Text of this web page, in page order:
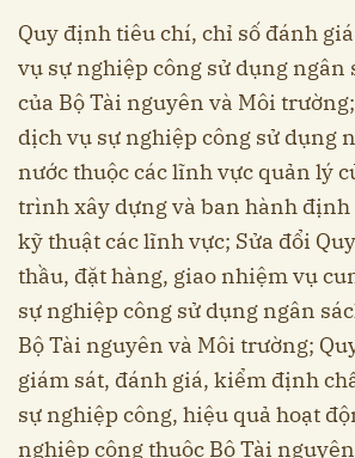
Quy định tiêu chí, chỉ số đánh
vụ sự nghiệp công sử dụng ngân
của Bộ Tài nguyên và Môi
dịch vụ sự nghiệp công sử dụng
nước thuộc các lĩnh vực quản lý
trình xây dựng và ban hành
kỹ thuật các lĩnh vực; Sửa đổi
thầu, đặt hàng, giao nhiệm vụ
sự nghiệp công sử dụng ngân
Bộ Tài nguyên và Môi trường;
giám sát, đánh giá, kiểm định
sự nghiệp công, hiệu quả hoạt
nghiệp công thuộc Bộ Tài